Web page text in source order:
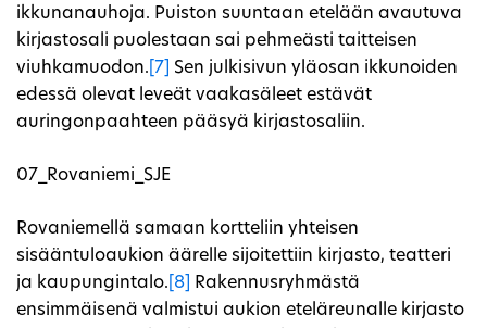
ikkunanauhoja. Puiston suuntaan etelään avautuva
kirjastosali puolestaan sai pehmeästi taitteisen
viuhkamuodon. [7]
Sen julkisivun yläosan ikkunoiden
edessä olevat leveät vaakasäleet estävät
auringonpaahteen pääsyä kirjastosaliin.
07_Rovaniemi_SJE
Rovaniemellä samaan kortteliin yhteisen
sisääntuloaukion äärelle sijoitettiin kirjasto, teatteri
ja kaupungintalo. [8]
Rakennusryhmästä
ensimmäisenä valmistui aukion eteläreunalle kirjasto